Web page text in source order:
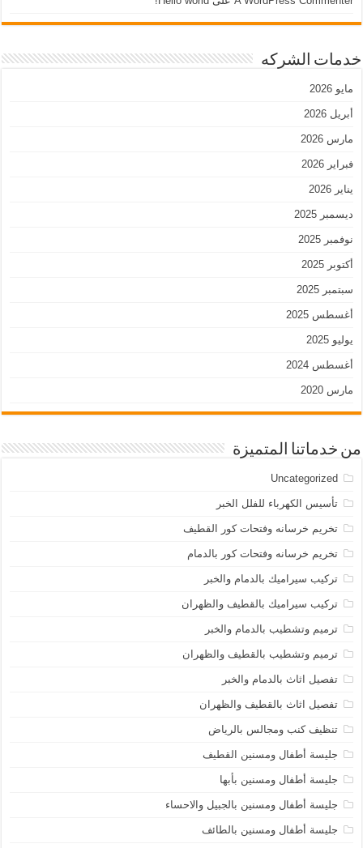
خدمات الشركه
مايو 2026
أبريل 2026
مارس 2026
فبراير 2026
يناير 2026
ديسمبر 2025
نوفمبر 2025
أكتوبر 2025
سبتمبر 2025
أغسطس 2025
يوليو 2025
أغسطس 2024
مارس 2020
من خدماتنا المتميزة
Uncategorized
تأسيس الكهرباء للفلل الخبر
تخريم خرسانه وفتحات كور القطيف
تخريم خرسانه وفتحات كور بالدمام
تركيب سيراميك بالدمام والخبر
تركيب سيراميك بالقطيف والظهران
ترميم وتشطيب بالدمام والخبر
ترميم وتشطيب بالقطيف والظهران
تفصيل اثاث بالدمام والخبر
تفصيل اثاث بالقطيف والظهران
تنظيف كنب ومجالس بالرياض
جليسة أطفال ومسنين القطيف
جليسة أطفال ومسنين بأبها
جليسة أطفال ومسنين بالجبيل والاحساء
جليسة أطفال ومسنين بالطائف